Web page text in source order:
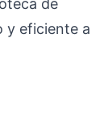
y eficiente a